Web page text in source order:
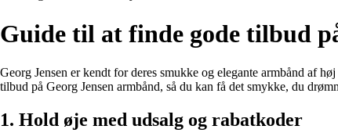
Guide til at finde gode tilbud
Georg Jensen er kendt for deres smukke og elegante armbånd af
tilbud på Georg Jensen armbånd, så du kan få det smykke, du
1. Hold øje med udsalg og rabatkoder